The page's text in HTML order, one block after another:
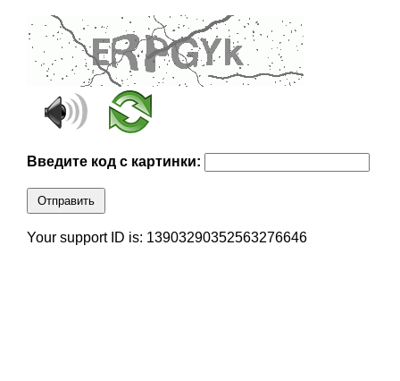
Введите код с картинки:
Отправить
Your support ID is: 13903290352563276646